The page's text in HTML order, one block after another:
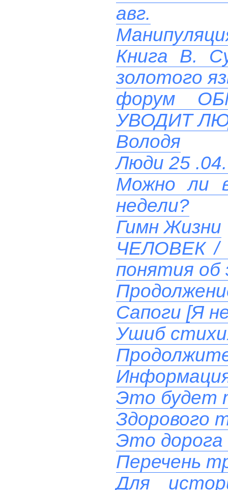
авг.
Книга В.
золотого
форум
УВОДИТ
Володя
Люди 25
Можно ли
недели?
Гимн Жизни
ЧЕЛОВЕК /
понятия об
Сапоги [Я
Ушиб
Это будет
Здорового
Это дорога
Перечень
Для